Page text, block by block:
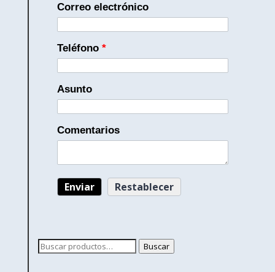
Correo electrónico
Teléfono *
Asunto
Comentarios
Buscar
Buscar